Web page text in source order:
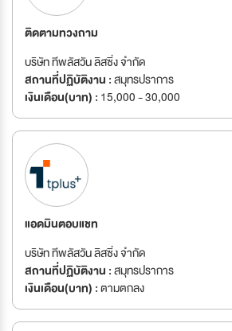
ติดตามทวงถาม
บริษัท ทีพลัสวัน ลิสซิ่ง จำกัด
สถานที่ปฏิบัติงาน :สมุทรปราการ
เงินเดือน(บาท) : 15,000 - 30,000
แอดมินตอบแชท
บริษัท ทีพลัสวัน ลิสซิ่ง จำกัด
สถานที่ปฏิบัติงาน :สมุทรปราการ
เงินเดือน(บาท) :ตามตกลง